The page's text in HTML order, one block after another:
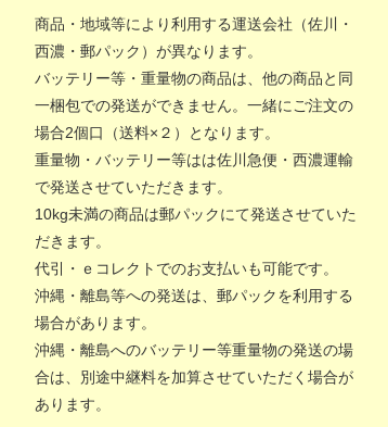
商品・地域等により利用する運送会社（佐川・
西濃・郵パック）が異なります。
バッテリー等・重量物の商品は、他の商品と同
一梱包での発送ができません。一緒にご注文の
場合2個口（送料×２）となります。
重量物・バッテリー等はは佐川急便・西濃運輸
で発送させていただきます。
10kg未満の商品は郵パックにて発送させていた
だきます。
代引・ｅコレクトでのお支払いも可能です。
沖縄・離島等への発送は、郵パックを利用する
場合があります。
沖縄・離島へのバッテリー等重量物の発送の場
合は、別途中継料を加算させていただく場合が
あります。